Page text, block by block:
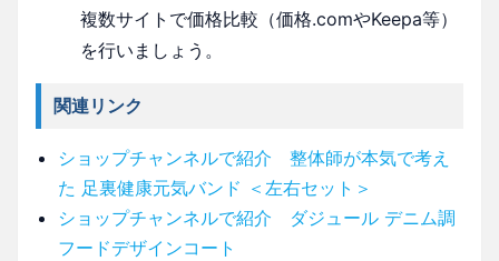
複数サイトで価格比較（価格.comやKeepa等）
を行いましょう。
関連リンク
ショップチャンネルで紹介 整体師が本気で考え
た 足裏健康元気バンド ＜左右セット＞
ショップチャンネルで紹介 ダジュール デニム調
フードデザインコート